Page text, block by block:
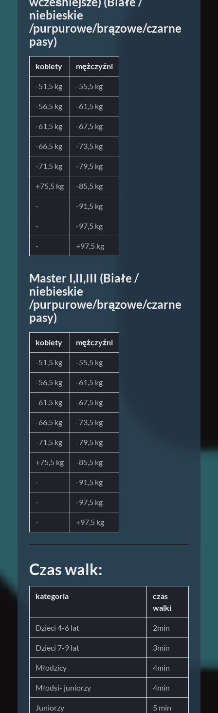
niebieskie
/purpurowe/brązowe/czarne
pasy)
kobiety mężczyźni
-51,5 kg -55,5 kg
-56,5 kg -61,5 kg
-61,5 kg -67,5 kg
-66,5 kg -73,5 kg
-71,5 kg -79,5 kg
+75,5 kg -85,5 kg
- -91,5 kg
- -97,5 kg
- +97,5 kg
Master I,II,III (Białe /
niebieskie
/purpurowe/brązowe/czarne
pasy)
kobiety mężczyźni
-51,5 kg -55,5 kg
-56,5 kg -61,5 kg
-61,5 kg -67,5 kg
-66,5 kg -73,5 kg
-71,5 kg -79,5 kg
+75,5 kg -85,5 kg
- -91,5 kg
- -97,5 kg
- +97,5 kg
Czas walk:
kategoria
czas
walki
Dzieci 4-6 lat 2min
Dzieci 7-9 lat 3min
Młodzicy 4min
Młodsi- juniorzy 4min
Juniorzy 5 min